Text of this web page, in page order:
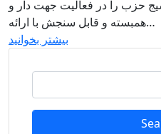
حزب را در فعالیت جهت دار و
همبسته و قابل سنجش با ارائه…
بیشتر بخوانید